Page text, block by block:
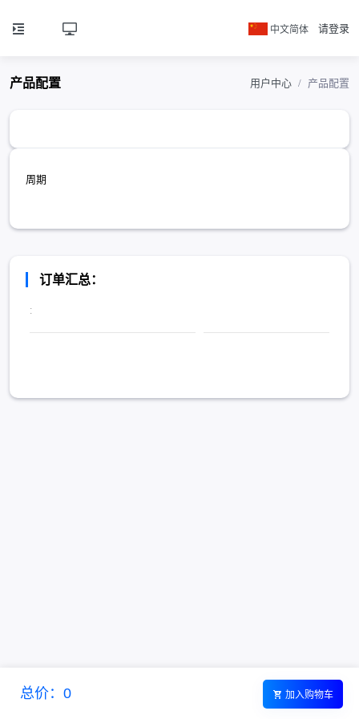
中文简体 请登录
产品配置 用户中心 产品配置
周期
订单汇总：
:
总价：0 加入购物车